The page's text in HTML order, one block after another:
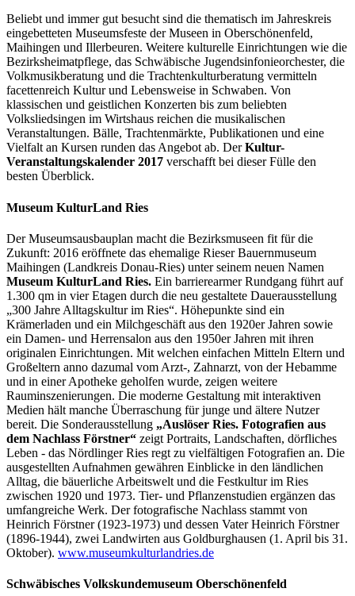
Beliebt und immer gut besucht sind die thematisch im Jahreskreis
eingebetteten Museumsfeste der Museen in Oberschönenfeld,
Maihingen und Illerbeuren. Weitere kulturelle Einrichtungen wie die
Bezirksheimatpflege, das Schwäbische Jugendsinfonieorchester, die
Volkmusikberatung und die Trachtenkulturberatung vermitteln
facettenreich Kultur und Lebensweise in Schwaben. Von
klassischen und geistlichen Konzerten bis zum beliebten
Volksliedsingen im Wirtshaus reichen die musikalischen
Veranstaltungen. Bälle, Trachtenmärkte, Publikationen und eine
Vielfalt an Kursen runden das Angebot ab. DerKultur-
Veranstaltungskalender 2017 verschafft bei dieser Fülle den
besten Überblick.
Museum KulturLand Ries
Der Museumsausbauplan macht die Bezirksmuseen fit für die
Zukunft: 2016 eröffnete das ehemalige Rieser Bauernmuseum
Maihingen (Landkreis Donau-Ries) unter seinem neuen Namen
Museum KulturLand Ries. Ein barrierearmer Rundgang führt auf
1.300 qm in vier Etagen durch die neu gestaltete Dauerausstellung
„300 Jahre Alltagskultur im Ries“. Höhepunkte sind ein
Krämerladen und ein Milchgeschäft aus den 1920er Jahren sowie
ein Damen- und Herrensalon aus den 1950er Jahren mit ihren
originalen Einrichtungen. Mit welchen einfachen Mitteln Eltern und
Großeltern anno dazumal vom Arzt-, Zahnarzt, von der Hebamme
und in einer Apotheke geholfen wurde, zeigen weitere
Rauminszenierungen. Die moderne Gestaltung mit interaktiven
Medien hält manche Überraschung für junge und ältere Nutzer
bereit. Die Sonderausstellung „Auslöser Ries. Fotografien aus
dem Nachlass Förstner“ zeigt Portraits, Landschaften, dörfliches
Leben - das Nördlinger Ries regt zu vielfältigen Fotografien an. Die
ausgestellten Aufnahmen gewähren Einblicke in den ländlichen
Alltag, die bäuerliche Arbeitswelt und die Festkultur im Ries
zwischen 1920 und 1973. Tier- und Pflanzenstudien ergänzen das
umfangreiche Werk. Der fotografische Nachlass stammt von
Heinrich Förstner (1923-1973) und dessen Vater Heinrich Förstner
(1896-1944), zwei Landwirten aus Goldburghausen (1. April bis 31.
Oktober). www.museumkulturlandries.de
Schwäbisches Volkskundemuseum Oberschönenfeld